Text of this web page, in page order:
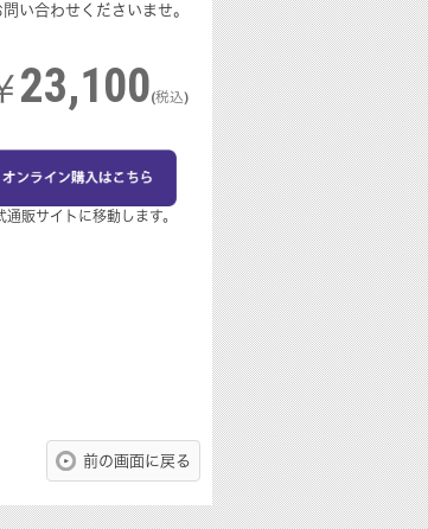
い合わせくださいませ。
23,100(税込)
販サイトに移動します。
前の画面に戻る